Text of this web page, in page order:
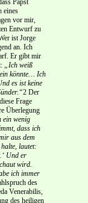
Papst
eines
vor mir,
Entwurf zu
ist Jorge
an. Ich
Er gibt mir
„Ich weiß
könnte… Ich
es ist keine
2 Der
Frage
Überlegung
ein wenig
dass ich
aus dem
lautet:
Und er
wird.
ich immer
des
Venerabilis,
des heiligen